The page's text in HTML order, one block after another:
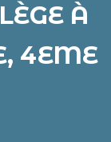
À
4EME